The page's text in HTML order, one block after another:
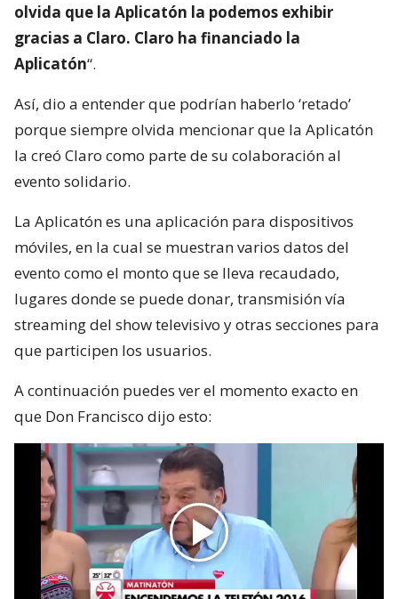
olvida que la Aplicatón la podemos exhibir
gracias a Claro. Claro ha financiado la
Aplicatón“.
Así, dio a entender que podrían haberlo ‘retado’
porque siempre olvida mencionar que la Aplicatón
la creó Claro como parte de su colaboración al
evento solidario.
La Aplicatón es una aplicación para dispositivos
móviles, en la cual se muestran varios datos del
evento como el monto que se lleva recaudado,
lugares donde se puede donar, transmisión vía
streaming del show televisivo y otras secciones para
que participen los usuarios.
A continuación puedes ver el momento exacto en
que Don Francisco dijo esto: